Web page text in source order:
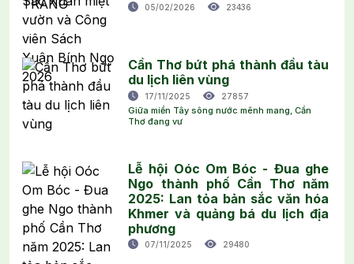
05/02/2026 23436
Cần Thơ bứt phá thành đầu tàu
du lịch liên vùng
17/11/2025 27857
Giữa miền Tây sông nước mênh mang, Cần
Thơ đang vư
Lễ hội Oóc Om Bóc - Đua ghe
Ngo thành phố Cần Thơ năm
2025: Lan tỏa bản sắc văn hóa
Khmer và quảng bá du lịch địa
phương
07/11/2025 29480